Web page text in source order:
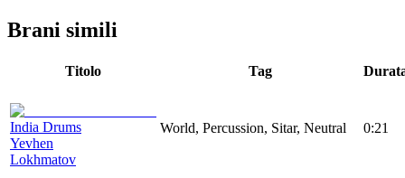
Brani simili
Titolo Tag
India Drums
Yevhen
Lokhmatov
World, Percussion, Sitar, Neutral 0:21